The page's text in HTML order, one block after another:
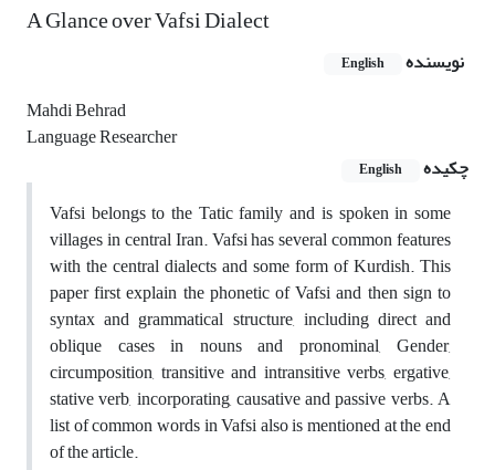
A Glance over Vafsi Dialect
نویسنده English
Mahdi Behrad
Language Researcher
چکیده
English
Vafsi belongs to the Tatic family and is spoken in some
villages in central Iran. Vafsi has several common features
with the central dialects and some form of Kurdish. This
paper first explain the phonetic of Vafsi and then sign to
syntax and grammatical structure, including direct and
oblique cases in nouns and pronominal, Gender,
circumposition, transitive and intransitive verbs, ergative,
stative verb, incorporating, causative and passive verbs. A
list of common words in Vafsi also is mentioned at the end
of the article.